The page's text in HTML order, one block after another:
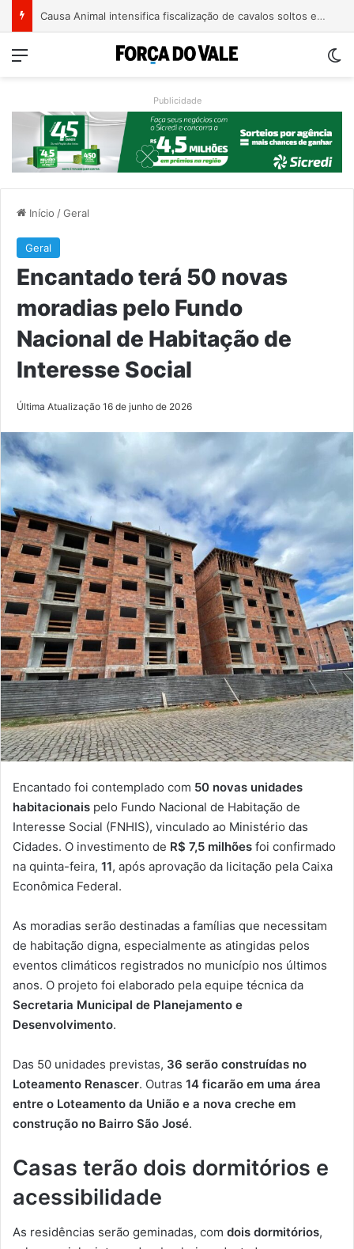
Educação de Muçum inicia novo semestre com formação e alinhamento das equipes
Menu
Publicidade
Início /Geral
Geral
Encantado terá 50 novas
moradias pelo Fundo
Nacional de Habitação de
Interesse Social
Última Atualização 16 de junho de 2026
Encantado foi contemplado com 50 novas unidades
habitacionais pelo Fundo Nacional de Habitação de
Interesse Social (FNHIS), vinculado ao Ministério das
Cidades. O investimento de R$ 7,5 milhões foi confirmado
na quinta-feira, 11, após aprovação da licitação pela Caixa
Econômica Federal.
As moradias serão destinadas a famílias que necessitam
de habitação digna, especialmente as atingidas pelos
eventos climáticos registrados no município nos últimos
anos. O projeto foi elaborado pela equipe técnica da
Secretaria Municipal de Planejamento e
Desenvolvimento.
Das 50 unidades previstas, 36 serão construídas no
Loteamento Renascer. Outras 14 ficarão em uma área
entre o Loteamento da União e a nova creche em
construção no Bairro São José.
Casas terão dois dormitórios e
acessibilidade
As residências serão geminadas, com dois dormitórios,